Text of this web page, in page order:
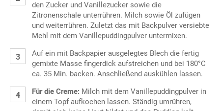
den Zucker und Vanillezucker sowie die
Zitronenschale unterrühren. Milch sowie Öl zufügen
und weiterrühren. Zuletzt das mit Backpulver versiebte
Mehl mit dem Vanillepuddingpulver untermixen.
Auf ein mit Backpapier ausgelegtes Blech die fertig
gemixte Masse fingerdick aufstreichen und bei 180°C
ca. 35 Min. backen. Anschließend auskühlen lassen.
Für die Creme: Milch mit dem Vanillepuddingpulver in
einem Topf aufkochen lassen. Ständig umrühren,